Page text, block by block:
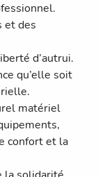
et des
d’autrui.
qu’elle soit
matériel
confort et la